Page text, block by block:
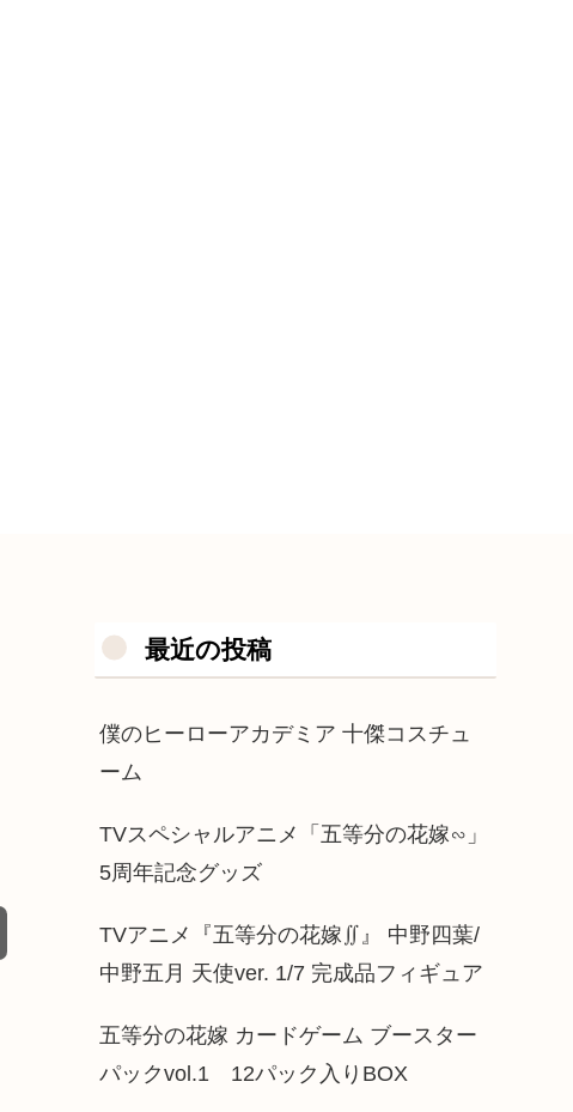
最近の投稿
僕のヒーローアカデミア 十傑コスチュ
ーム
TVスペシャルアニメ「五等分の花嫁∽」
5周年記念グッズ
TVアニメ『五等分の花嫁∬』 中野四葉/
中野五月 天使ver. 1/7 完成品フィギュア
五等分の花嫁 カードゲーム ブースター
パックvol.1 12パック入りBOX